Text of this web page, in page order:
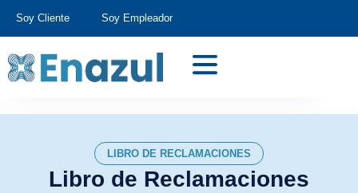
Soy Cliente Soy Empleador
LIBRO DE RECLAMACIONES
Libro de Reclamaciones